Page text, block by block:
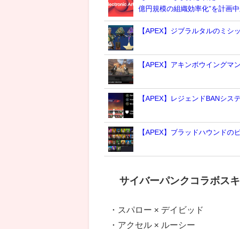
億円規模の組織効率化”を計画
【APEX】ジブラルタルのミシ
【APEX】アキンボウイングマ
【APEX】レジェンドBANシス
【APEX】ブラッドハウンド
サイバーパンクコラボスキ
・スパロー × デイビッド
・アクセル × ルーシー